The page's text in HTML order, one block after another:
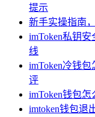
提示
新手实操指南
imToken私钥
线
imToken冷钱
评
imToken钱包
imtoken钱包退